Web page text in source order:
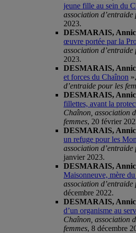
jeune fille au sein du
association d’entraide
2023.
DESMARAIS,
œuvre portée par la
association d’entraide
2023.
DESMARAIS,
et forces du Chaînon »,
d’entraide pour les
DESMARAIS,
fillettes, avant la
Chaînon, association
femmes, 20 février
DESMARAIS,
un refuge pour les
association d’entraide
janvier 2023.
DESMARAIS,
Maisonneuve, mère
association d’entraide
décembre 2022.
DESMARAIS,
d’un organisme au
Chaînon, association
femmes, 8 décembre